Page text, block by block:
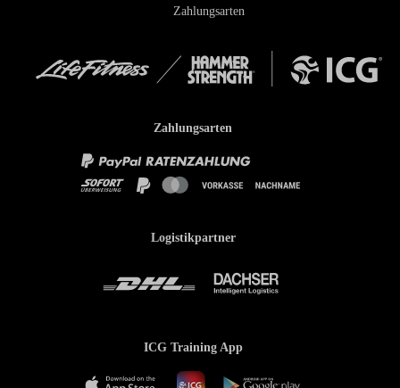
Zahlungsarten
Zahlungsarten
Logistikpartner
ICG Training App